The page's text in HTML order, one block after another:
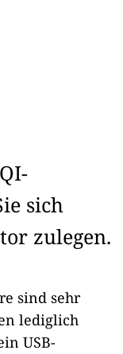
sich
zulegen.
sind sehr
lediglich
USB-